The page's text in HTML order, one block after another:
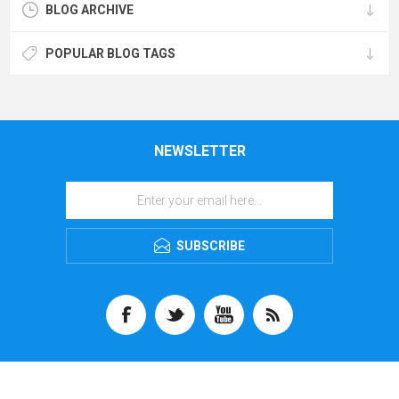
পকেট এবং অতিরিক্ত সমর্থনের জন্য একটি আরামদায়ক প্যাডেড ব্যাক প্যানেল সহ একটি
বৈশিষ্ট্যযুক্ত৷ ব্যাকপ্যাকটি উচ্চ মানের চামড়া দিয়ে তৈরি এবং বিভিন্ন রঙে পাওয়া যায়।
BACKPACK WATERPROOF EVA HARD CASE CARBON FIBER
MOTORBIKE USB SPORTS BACKPACK এই ব্যাকপ্যাকটি ছাত্রদের জন্য
ডিজাইন করা হয়েছে, একটি প্রশস্ত প্রধান বগি এবং সংগঠনের জন্য একাধিক পকেট সহ
একটি মসৃণ এবং আধুনিক ডিজাইনের বৈশিষ্ট্যযুক্ত। ব্যাকপ্যাকটি টেকসই পলিয়েস্টার
MULTIFUNCTIONAL WATERPROOF BUSINESS LAPTOP
BACKPACK এই ব্যাকপ্যাকটি ক্রীড়াবিদদের জন্য নিখুঁত, একটি প্রশস্ত প্রধান বগি
BLOG ARCHIVE
POPULAR BLOG TAGS
NEWSLETTER
SUBSCRIBE